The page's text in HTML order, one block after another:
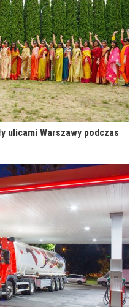
ulicami Warszawy podczas